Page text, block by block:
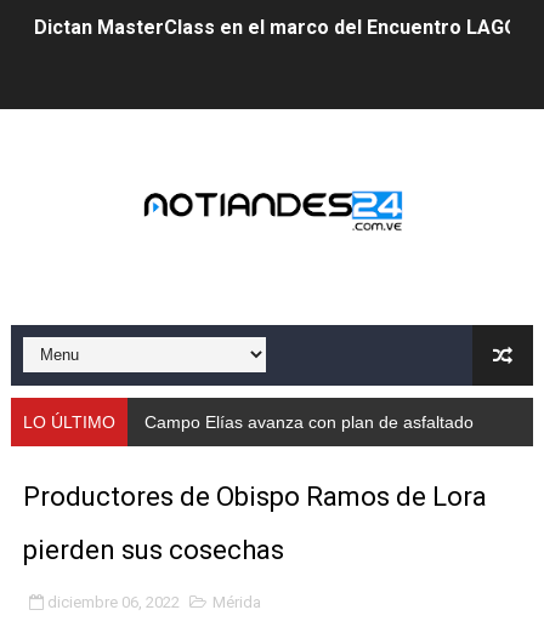
Dictan MasterClass en el marco del Encuentro LAGO
Gobernador Arnaldo Sánchez apadrina a más de 993
Mérida fortalece su reserva deportiva de cara a
Gobernación de Mérida instalará mesa de trabajo con
Fundecem ofrece taller de bordado en punto de cruz
LO ÚLTIMO Campo Elías avanza con plan de asfaltado
Productores de Obispo Ramos de Lora
pierden sus cosechas
diciembre 06, 2022 Mérida